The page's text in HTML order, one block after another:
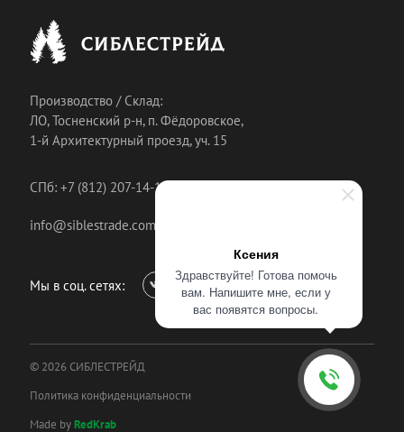
Ксения
Здравствуйте! Готова помочь
вам. Напишите мне, если у
вас появятся вопросы.
Производство / Склад:
ЛО, Тосненский р-н, п. Фёдоровское,
1-й Архитектурный проезд, уч. 15
СПб: +7 (812) 207-14-18
info@siblestrade.com
Мы в соц. сетях:
© 2026 СИБЛЕСТРЕЙД
Политика конфиденциальности
Made byRedKrab